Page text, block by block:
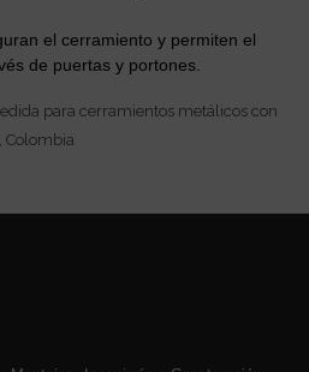
el cerramiento y permiten el
de puertas y portones.